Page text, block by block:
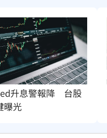
升息警報降　台股
曝光